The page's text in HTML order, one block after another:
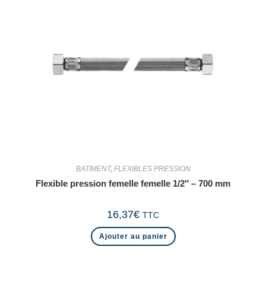
BATIMENT, FLEXIBLES PRESSION
Flexible pression femelle femelle 1/2″ – 700 mm
16,37€ TTC
Ajouter au panier